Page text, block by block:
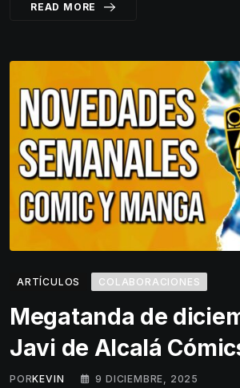
READ MORE
ARTÍCULOS COLABORACIONES
Megatanda de
Javi de Alcalá
PORKEVIN 9 DICIEMBRE, 2025